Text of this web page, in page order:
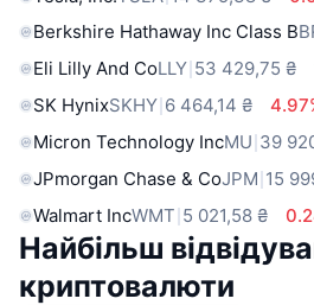
Berkshire Hathaway Inc Class B
Eli Lilly And CoLLY 53 429,75 ₴
SK HynixSKHY 6 464,14 ₴
Micron Technology IncMU 39
JPmorgan Chase & CoJPM 15
Walmart IncWMT 5 021,58 ₴
Найбільш
криптовалюти